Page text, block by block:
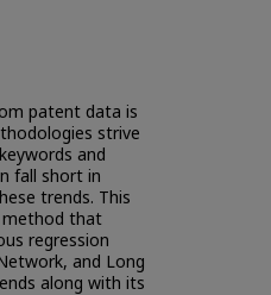
patent data is
strive
and
fall short in
trends. This
method that
regression
and Long
along with its